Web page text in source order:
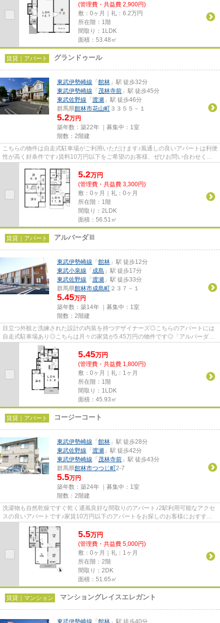
(管理費・共益費 2,900円)
敷：0ヶ月｜礼：6.2万円
所在階：1階
間取り：1LDK
面積：53.48㎡
賃貸｜アパート グランドゥール
東武伊勢崎線 「 館林 」駅 徒歩32分
東武伊勢崎線 「 茂林寺前 」駅 徒歩45分
東武佐野線 「 渡瀬 」駅 徒歩46分
群馬県館林市花山町 ３３５５－１
5.2万円
築年数：築22年 ｜募集中： 1室
階数：2階建
こちらの物件は自走式駐車場がご利用いただけます♪風通しの良いアパートは利便
性が高く好条件です♪賃料10万円以下をご希望のお客様、ぜひお問い合わせくだ
5.2万円
(管理費・共益費 3,300円)
敷：0ヶ月｜礼：0ヶ月
所在階：1階
間取り：2LDK
面積：56.51㎡
賃貸｜アパート アルバーダⅢ
東武伊勢崎線 「 館林 」駅 徒歩12分
東武小泉線 「 成島 」駅 徒歩17分
東武佐野線 「 渡瀬 」駅 徒歩33分
群馬県館林市成島町 ２３７－１
5.45万円
築年数：築14年 ｜募集中： 1室
階数：2階建
目立つ外観と洗練された設計の内装を持つデザイナーズ◎こちらのアパートには
自走式駐車場あり◎こちらは月々の家賃が5.45万円の物件です◎「アルバーダ
Ⅲ」のここがイチオシ◎館林市エリア...
5.45万円
(管理費・共益費 1,800円)
敷：0ヶ月｜礼：1ヶ月
所在階：1階
間取り：1LDK
面積：45.93㎡
賃貸｜アパート コージーコート
東武伊勢崎線 「 館林 」駅 徒歩28分
東武佐野線 「 渡瀬 」駅 徒歩42分
東武伊勢崎線 「 茂林寺前 」駅 徒歩43分
群馬県館林市つつじ町2-7
5.5万円
築年数：築24年 ｜募集中： 1室
階数：2階建
洗濯物も自然乾燥ですぐ乾く通風良好な間取りのアパート♪2駅利用可能なアクセ
スの良いアパートです♪家賃10万円以下のアパートをお探しのお客様におすすめ
の物件です♪「コージーコート...
5.5万円
(管理費・共益費 5,000円)
敷：0ヶ月｜礼：1ヶ月
所在階：2階
間取り：2DK
面積：51.65㎡
賃貸｜マンション マンショングレイスエレガント
東武伊勢崎線 「 館林 」駅 徒歩40分